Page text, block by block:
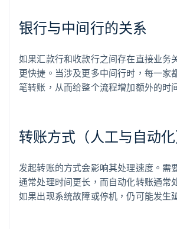
银行与中间行的关系
如果汇款行和收款行之间存在直接业务
更快捷。当涉及更多中间行时，每一家
笔转账，从而给整个流程增加额外的时
转账方式（人工与自动化
发起转账的方式会影响其处理速度。需
通常处理时间更长，而自动化转账通
如果出现系统故障或停机，仍可能发生